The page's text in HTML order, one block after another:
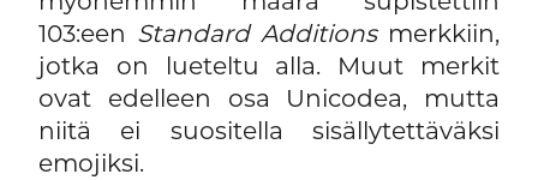
103:een Standard Additionsmerkkiin,
jotka on lueteltu alla. Muut merkit
ovat edelleen osa Unicodea, mutta
niitä ei suositella sisällytettäväksi
emojiksi.